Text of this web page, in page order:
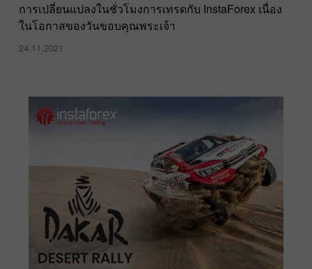
การเปลี่ยนแปลงในชั่วโมงการเทรดกับ InstaForex เนื่อง
ในโอกาสของวันขอบคุณพระเจ้า
24.11.2021